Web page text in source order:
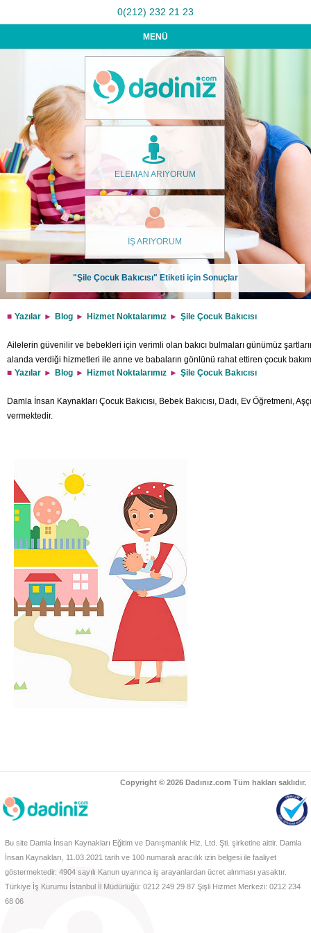
0(212) 232 21 23
MENÜ
ELEMAN ARIYORUM
İŞ ARIYORUM
"Şile Çocuk Bakıcısı" Etiketi için Sonuçlar
Yazılar Blog Hizmet Noktalarımız Şile Çocuk Bakıcısı
Ailelerin güvenilir ve bebekleri için verimli olan bakıcı bulmaları günümüz
alanda verdiği hizmetleri ile anne ve babaların gönlünü rahat ettiren çocuk
hizmetinde bebekleriniz için en iyi bakım sunmaktadır. Çalışan anneler in
Yazılar Blog Hizmet Noktalarımız Şile Çocuk Bakıcısı
Damla İnsan Kaynakları Çocuk Bakıcısı, Bebek Bakıcısı, Dadı, Ev Öğretmeni,
vermektedir.
Copyright © 2026 Dadınız.com Tüm hakları saklıdır.
Bu site Damla İnsan Kaynakları Eğitim ve Danışmanlık Hiz. Ltd. Şti. şirketine aittir. Damla
İnsan Kaynakları, 11.03.2021 tarih ve 100 numaralı aracılık izin belgesi ile faaliyet
göstermektedir. 4904 sayılı Kanun uyarınca iş arayanlardan ücret alınması yasaktır.
Türkiye İş Kurumu İstanbul İl Müdürlüğü: 0212 249 29 87 Şişli Hizmet Merkezi: 0212 234
68 06